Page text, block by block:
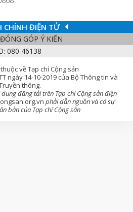
CHÍNH ĐIỆN TỬ
GÓP Ý KIẾN
080 46138
về Tạp chí Cộng sản
ngày 14-10-2019 của Bộ Thông tin và
thông.
đăng tải trên Tạp chí Cộng sản điện
phải dẫn nguồn và có sự
bản của Tạp chí Cộng sản